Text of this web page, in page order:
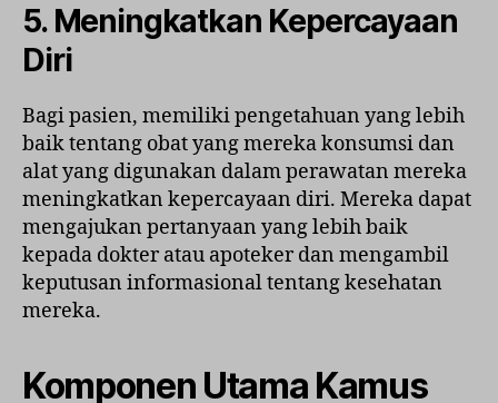
5. Meningkatkan Kepercayaan
Diri
Bagi pasien, memiliki pengetahuan yang lebih
baik tentang obat yang mereka konsumsi dan
alat yang digunakan dalam perawatan mereka
meningkatkan kepercayaan diri. Mereka dapat
mengajukan pertanyaan yang lebih baik
kepada dokter atau apoteker dan mengambil
keputusan informasional tentang kesehatan
mereka.
Komponen Utama Kamus